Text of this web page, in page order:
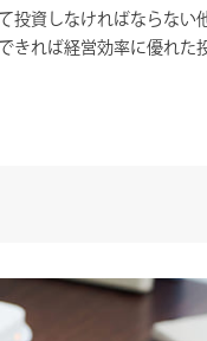
投資しなければならない
きれば経営効率に優れた